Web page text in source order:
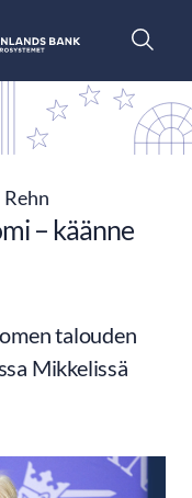
– käänne
talouden
Mikkelissä